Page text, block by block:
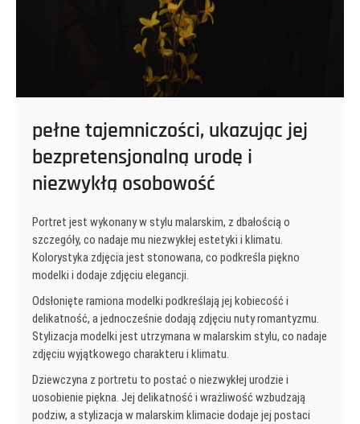
pełne tajemniczości, ukazując jej
bezpretensjonalną urodę i
niezwykłą osobowość
Portret jest wykonany w stylu malarskim, z dbałością o
szczegóły, co nadaje mu niezwykłej estetyki i klimatu.
Kolorystyka zdjęcia jest stonowana, co podkreśla piękno
modelki i dodaje zdjęciu elegancji.
Odsłonięte ramiona modelki podkreślają jej kobiecość i
delikatność, a jednocześnie dodają zdjęciu nuty romantyzmu.
Stylizacja modelki jest utrzymana w malarskim stylu, co nadaje
zdjęciu wyjątkowego charakteru i klimatu.
Dziewczyna z portretu to postać o niezwykłej urodzie i
uosobienie piękna. Jej delikatność i wrażliwość wzbudzają
podziw, a stylizacja w malarskim klimacie dodaje jej postaci